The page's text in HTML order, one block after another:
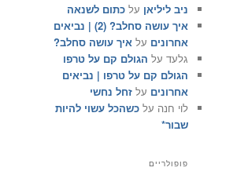
ניב ליליאן על כתום לשנאה
איך עושה סחלב? (2) | נביאים
אחרונים על איך עושה סחלב?
גלעד על הגולם קם על טרפו
הגולם קם על טרפו | נביאים
אחרונים על זחל נחשי
לוי חנה על כשהכל עשוי להיות
שבור*
פופולריים